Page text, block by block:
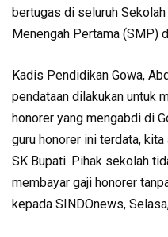
bertugas di seluruh
Menengah Pertama (SMP)
Kadis Pendidikan Gowa,
pendataan dilakukan untuk
honorer yang mengabdi di
guru honorer ini terdata,
SK Bupati. Pihak sekolah
membayar gaji honorer
kepada SINDOnews,